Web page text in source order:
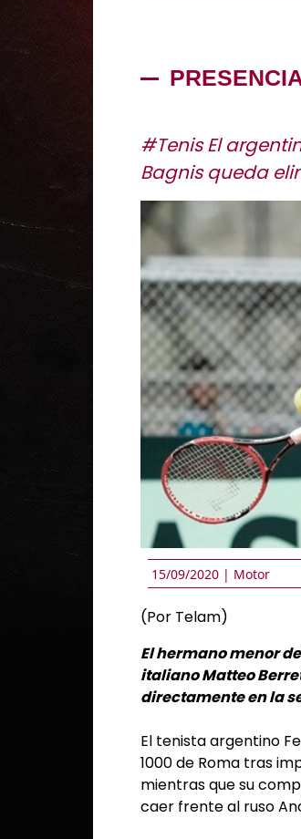
#Tenis El
Bagnis queda
15/09/2020 | Motor
(Por Telam)
El hermano menor
italiano Matteo
directamente en la
El tenista argentino
1000 de Roma tras
mientras que su
caer frente al ruso